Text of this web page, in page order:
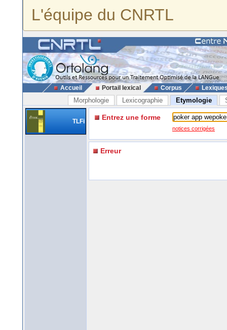
L'équipe du CNRTL
Accueil Portail lexical Corpus
Morphologie Lexicographie Etymologie
TLFi Entrez une forme
notices corrigées
Erreur